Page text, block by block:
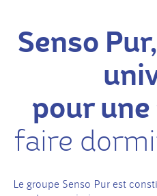
Senso
pour
faire
Le groupe Senso Pur est